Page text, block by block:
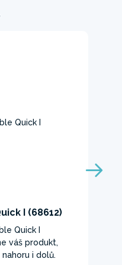
I (68612)
Quick I
váš produkt,
i dolů.